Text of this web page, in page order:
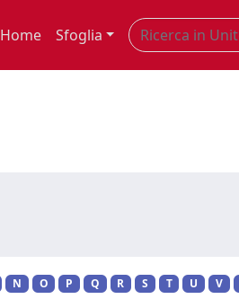
Home Sfoglia
N O P Q R S T U V